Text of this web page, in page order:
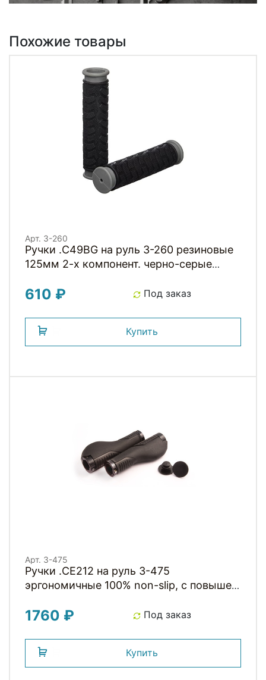
Похожие товары
Арт. 3-260
Ручки .C49BG на руль 3-260 резиновые
125мм 2-х компонент. черно-серые
610 ₽ Под заказ
Купить
Арт. 3-475
Ручки .CE212 на руль 3-475
эргономичные 100% non-slip, с повышен.
фиксаторами, черные CLARKS
1760 ₽ Под заказ
Купить